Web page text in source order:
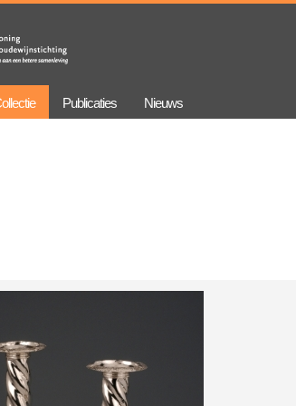
Publicaties Nieuws